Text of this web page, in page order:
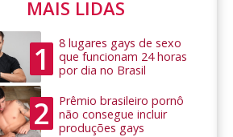
MAIS LIDAS
1
8 lugares gays de sexo
que funcionam 24 horas
por dia no Brasil
2
Prêmio brasileiro pornô
não consegue incluir
produções gays